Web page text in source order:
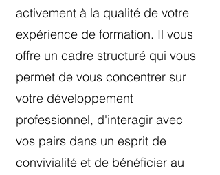
activement à la qualité de votre
expérience de formation. Il vous
offre un cadre structuré qui vous
permet de vous concentrer sur
votre développement
professionnel, d'interagir avec
vos pairs dans un esprit de
convivialité et de bénéficier au